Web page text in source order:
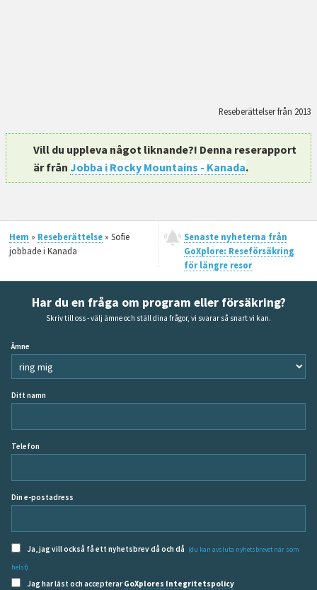
Reseberättelser från 2013
Vill du uppleva något liknande?! Denna reserapport
är frånJobba i Rocky Mountains - Kanada.
Hem » Reseberättelse» Sofie
jobbade i Kanada
Senaste nyheterna från
GoXplore: Reseförsäkring
för längre resor
Har du en fråga om program eller försäkring?
Skriv till oss - välj ämne och ställ dina frågor, vi svarar så snart vi kan.
Ämne
Ditt namn
Telefon
Din e-postadress
Ja, jag vill också få ett nyhetsbrev då och då (du kan avsluta nyhetsbrevet när som
helst)
Jag har läst och accepterar GoXplores Integritetspolicy